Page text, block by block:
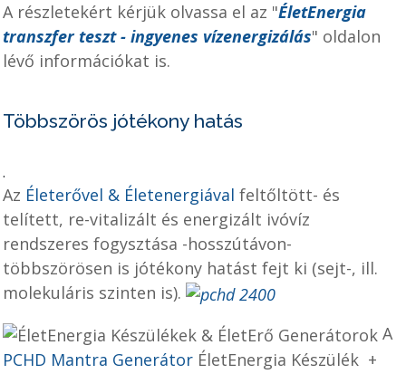
A részletekért kérjük olvassa el az "ÉletEnergia
transzfer teszt - ingyenes vízenergizálás" oldalon
lévő információkat is.
Többszörös jótékony hatás
.
Az Életerővel & Életenergiával feltőltött- és
telített, re-vitalizált és energizált ivóvíz
rendszeres fogysztása -hosszútávon-
többszörösen is jótékony hatást fejt ki (sejt-, ill.
molekuláris szinten is).
A
PCHD Mantra Generátor ÉletEnergia Készülék +